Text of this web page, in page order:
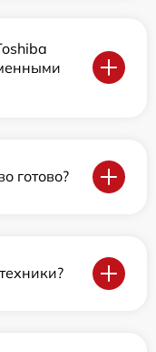
готово?